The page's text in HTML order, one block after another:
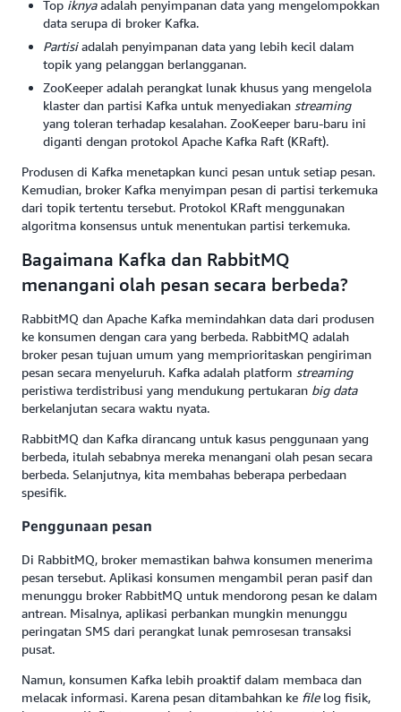
Top iknyaadalah penyimpanan data yang mengelompokkan
data serupa di broker Kafka.
Partisiadalah penyimpanan data yang lebih kecil dalam
topik yang pelanggan berlangganan.
ZooKeeper adalah perangkat lunak khusus yang mengelola
klaster dan partisi Kafka untuk menyediakan streaming
yang toleran terhadap kesalahan. ZooKeeper baru-baru ini
diganti dengan protokol Apache Kafka Raft (KRaft).
Produsen di Kafka menetapkan kunci pesan untuk setiap pesan.
Kemudian, broker Kafka menyimpan pesan di partisi terkemuka
dari topik tertentu tersebut. Protokol KRaft menggunakan
algoritma konsensus untuk menentukan partisi terkemuka.
Bagaimana Kafka dan RabbitMQ
menangani olah pesan secara berbeda?
RabbitMQ dan Apache Kafka memindahkan data dari produsen
ke konsumen dengan cara yang berbeda. RabbitMQ adalah
broker pesan tujuan umum yang memprioritaskan pengiriman
pesan secara menyeluruh. Kafka adalah platform streaming
peristiwa terdistribusi yang mendukung pertukaran big data
berkelanjutan secara waktu nyata.
RabbitMQ dan Kafka dirancang untuk kasus penggunaan yang
berbeda, itulah sebabnya mereka menangani olah pesan secara
berbeda. Selanjutnya, kita membahas beberapa perbedaan
spesifik.
Penggunaan pesan
Di RabbitMQ, broker memastikan bahwa konsumen menerima
pesan tersebut. Aplikasi konsumen mengambil peran pasif dan
menunggu broker RabbitMQ untuk mendorong pesan ke dalam
antrean. Misalnya, aplikasi perbankan mungkin menunggu
peringatan SMS dari perangkat lunak pemrosesan transaksi
pusat.
Namun, konsumen Kafka lebih proaktif dalam membaca dan
melacak informasi. Karena pesan ditambahkan ke file log fisik,